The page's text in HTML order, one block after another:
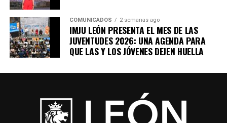
COMUNICADOS 2 semanas ago
IMJU LEÓN PRESENTA EL MES DE LAS
JUVENTUDES 2026: UNA AGENDA PARA
QUE LAS Y LOS JÓVENES DEJEN HUELLA